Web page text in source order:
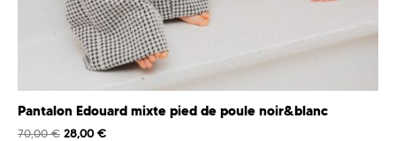
Pantalon Edouard mixte pied de poule noir&blanc
70,00€ 28,00€